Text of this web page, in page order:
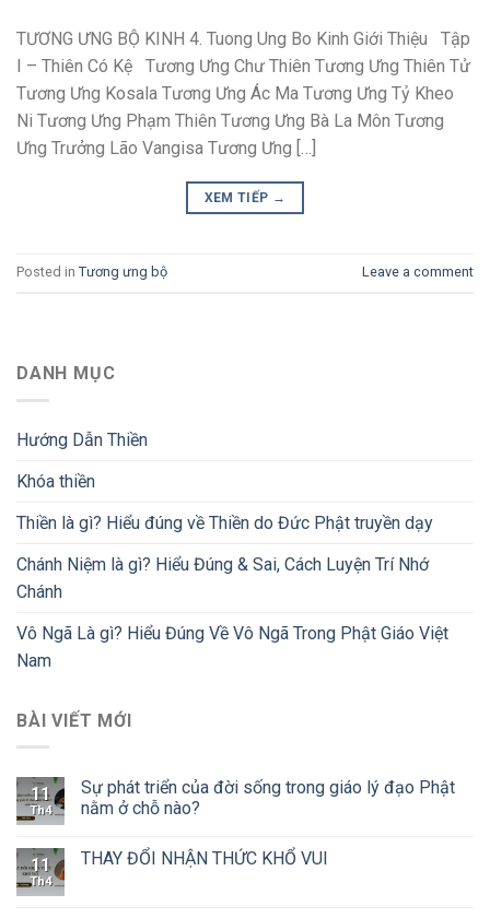
TƯƠNG ƯNG BỘ KINH 4. Tuong Ung Bo Kinh Giới Thiệu Tập
I – Thiên Có Kệ Tương Ưng Chư Thiên Tương Ưng Thiên Tử
Tương Ưng Kosala Tương Ưng Ác Ma Tương Ưng Tỷ Kheo
Ni Tương Ưng Phạm Thiên Tương Ưng Bà La Môn Tương
Ưng Trưởng Lão Vangisa Tương Ưng […]
XEM TIẾP →
Posted in Tương ưng bộ Leave a comment
DANH MỤC
Hướng Dẫn Thiền
Khóa thiền
Thiền là gì? Hiểu đúng về Thiền do Đức Phật truyền dạy
Chánh Niệm là gì? Hiểu Đúng & Sai, Cách Luyện Trí Nhớ
Chánh
Vô Ngã Là gì? Hiểu Đúng Về Vô Ngã Trong Phật Giáo Việt
Nam
BÀI VIẾT MỚI
11
Th4
Sự phát triển của đời sống trong giáo lý đạo Phật
nằm ở chỗ nào?
11
Th4
THAY ĐỔI NHẬN THỨC KHỔ VUI